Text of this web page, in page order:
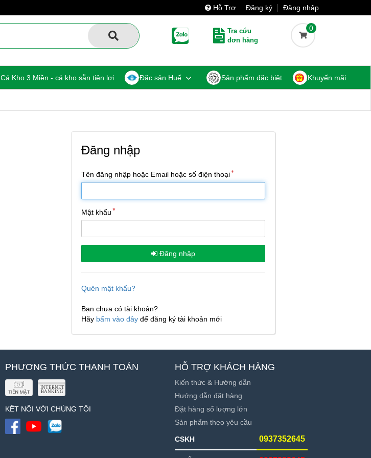
Hỗ Trợ Đăng ký Đăng nhập
Tra cứu
đơn hàng
0
Cá Kho 3 Miền - cá kho sẵn tiện lợi Đặc sản Huế Sản phẩm đặc biệt Khuyến mãi
Đăng nhập
Tên đăng nhập hoặc Email hoặc số điện thoại
Mật khẩu
Đăng nhập
Quên mật khẩu?
Bạn chưa có tài khoản?
Hãy bấm vào đây để đăng ký tài khoản mới
PHƯƠNG THỨC THANH TOÁN
KẾT NỐI VỚI CHÚNG TÔI
HỖ TRỢ KHÁCH HÀNG
Kiến thức & Hướng dẫn
Hướng dẫn đặt hàng
Đặt hàng số lượng lớn
Sản phẩm theo yêu cầu
CSKH 0937352645